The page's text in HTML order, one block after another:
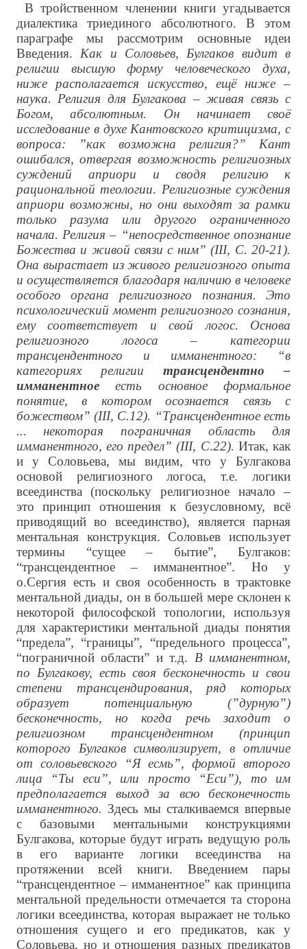
В тройственном членении книги угадывается
диалектика триединого абсолютного. В этом
параграфе мы рассмотрим основные идеи
Введения. Как и Соловьев, Булгаков видит в
религии высшую форму человеческого духа,
ниже располагается искусство, ещё ниже –
наука. Религия для Булгакова – живая связь с
Богом, абсолютным. Он начинает своё
исследование в духе Кантовского критицизма, с
вопроса: ”как возможна религия?” Кант
ошибался, отвергая возможность религиозных
суждений априори и сводя религию к
рациональной теологии. Религиозные суждения
априори возможны, но они выходят за рамки
только разума или другого ограниченного
начала. Религия – “непосредственное опознание
Божества и живой связи с ним” (III, С. 20-21).
Она вырастает из живого религиозного опыта
и осуществляется благодаря наличию в человеке
особого органа религиозного познания. Это
психологический момент религиозного сознания,
ему соответствует и свой логос. Основа
религиозного логоса – категории
трансцендентного и имманентного: “в
категориях религиитрансцендентно –
имманентноеесть основное формальное
понятие, в котором осознается связь с
божеством” (III, С.12). “Трансцендентное есть
... некоторая пограничная область для
имманентного, его предел” (III, С.22). Итак, как
и у Соловьева, мы видим, что у Булгакова
основой религиозного логоса, т.е. логики
всеединства (поскольку религиозное начало –
это принцип отношения к безусловному, всё
приводящий во всеединство), является парная
ментальная конструкция. Соловьев использует
термины “сущее – бытие”, Булгаков:
“трансцендентное – имманентное”. Но у
о.Сергия есть и своя особенность в трактовке
ментальной диады, он в большей мере склонен к
некоторой философской топологии, используя
для характеристики ментальной диады понятия
“предела”, “границы”, “предельного процесса”,
“пограничной области” и т.д. В имманентном,
по Булгакову, есть своя бесконечность и свои
степени трансцендирования, ряд которых
образует потенциальную (”дурную”)
бесконечность, но когда речь заходит о
религиозном трансцендентном (принцип
которого Булгаков символизирует, в отличие
от соловьевского “Я есмь”, формой второго
лица “Ты еси”, или просто “Еси”), то им
предполагается выход за всю бесконечность
имманентного. Здесь мы сталкиваемся впервые
с базовыми ментальными конструкциями
Булгакова, которые будут играть ведущую роль
в его варианте логики всеединства на
протяжении всей книги. Введением пары
“трансцендентное – имманентное” как принципа
ментальной предельности отмечается та сторона
логики всеединства, которая выражает не только
отношения сущего и его предикатов, как у
Соловьева, но и отношения разных предикатов